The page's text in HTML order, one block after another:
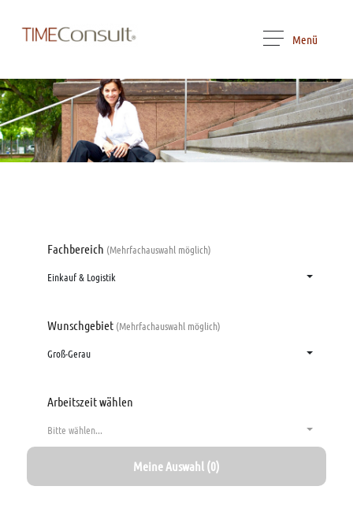
Menü
Fachbereich (Mehrfachauswahl möglich)
Einkauf & Logistik
Wunschgebiet (Mehrfachauswahl möglich)
Groß-Gerau
Arbeitszeit wählen
Bitte wählen...
Meine Auswahl (0)